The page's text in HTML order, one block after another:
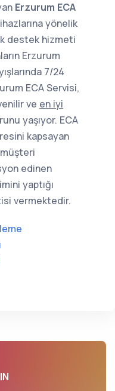
Erzurum ECA
yönelik
destek hizmeti
Erzurum
7/24
ECA Servisi,
ve en iyi
yaşıyor. ECA
kapsayan
edinen
yaptığı
vermektedir.